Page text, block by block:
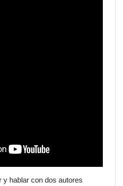
y hablar con dos autores